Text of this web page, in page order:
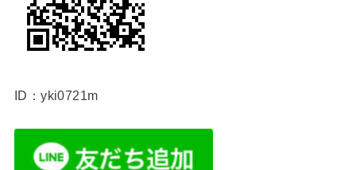
ID：yki0721m